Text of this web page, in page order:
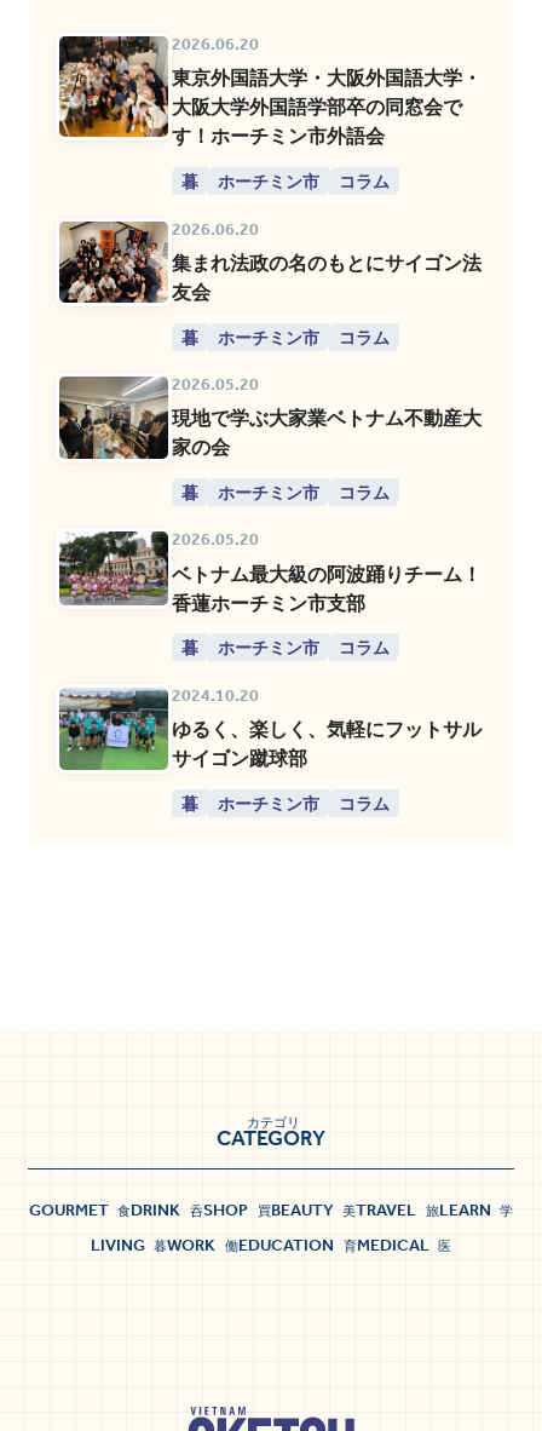
2026.06.20
東京外国語大学・大阪外国語大学・
大阪大学外国語学部卒の同窓会で
す！ホーチミン市外語会
暮 ホーチミン市 コラム
2026.06.20
集まれ法政の名のもとにサイゴン法
友会
暮 ホーチミン市 コラム
2026.05.20
現地で学ぶ大家業ベトナム不動産大
家の会
暮 ホーチミン市 コラム
2026.05.20
ベトナム最大級の阿波踊りチーム！
香蓮ホーチミン市支部
暮 ホーチミン市 コラム
2024.10.20
ゆるく、楽しく、気軽にフットサル
サイゴン蹴球部
暮 ホーチミン市 コラム
CATEGORY
カテゴリ
GOURMET 食DRINK 呑SHOP 買BEAUTY 美TRAVEL 旅LEARN 学
LIVING 暮WORK 働EDUCATION 育MEDICAL 医